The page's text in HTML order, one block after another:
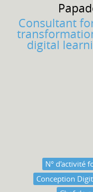
Consultant
digital
N° d'activité
Conception